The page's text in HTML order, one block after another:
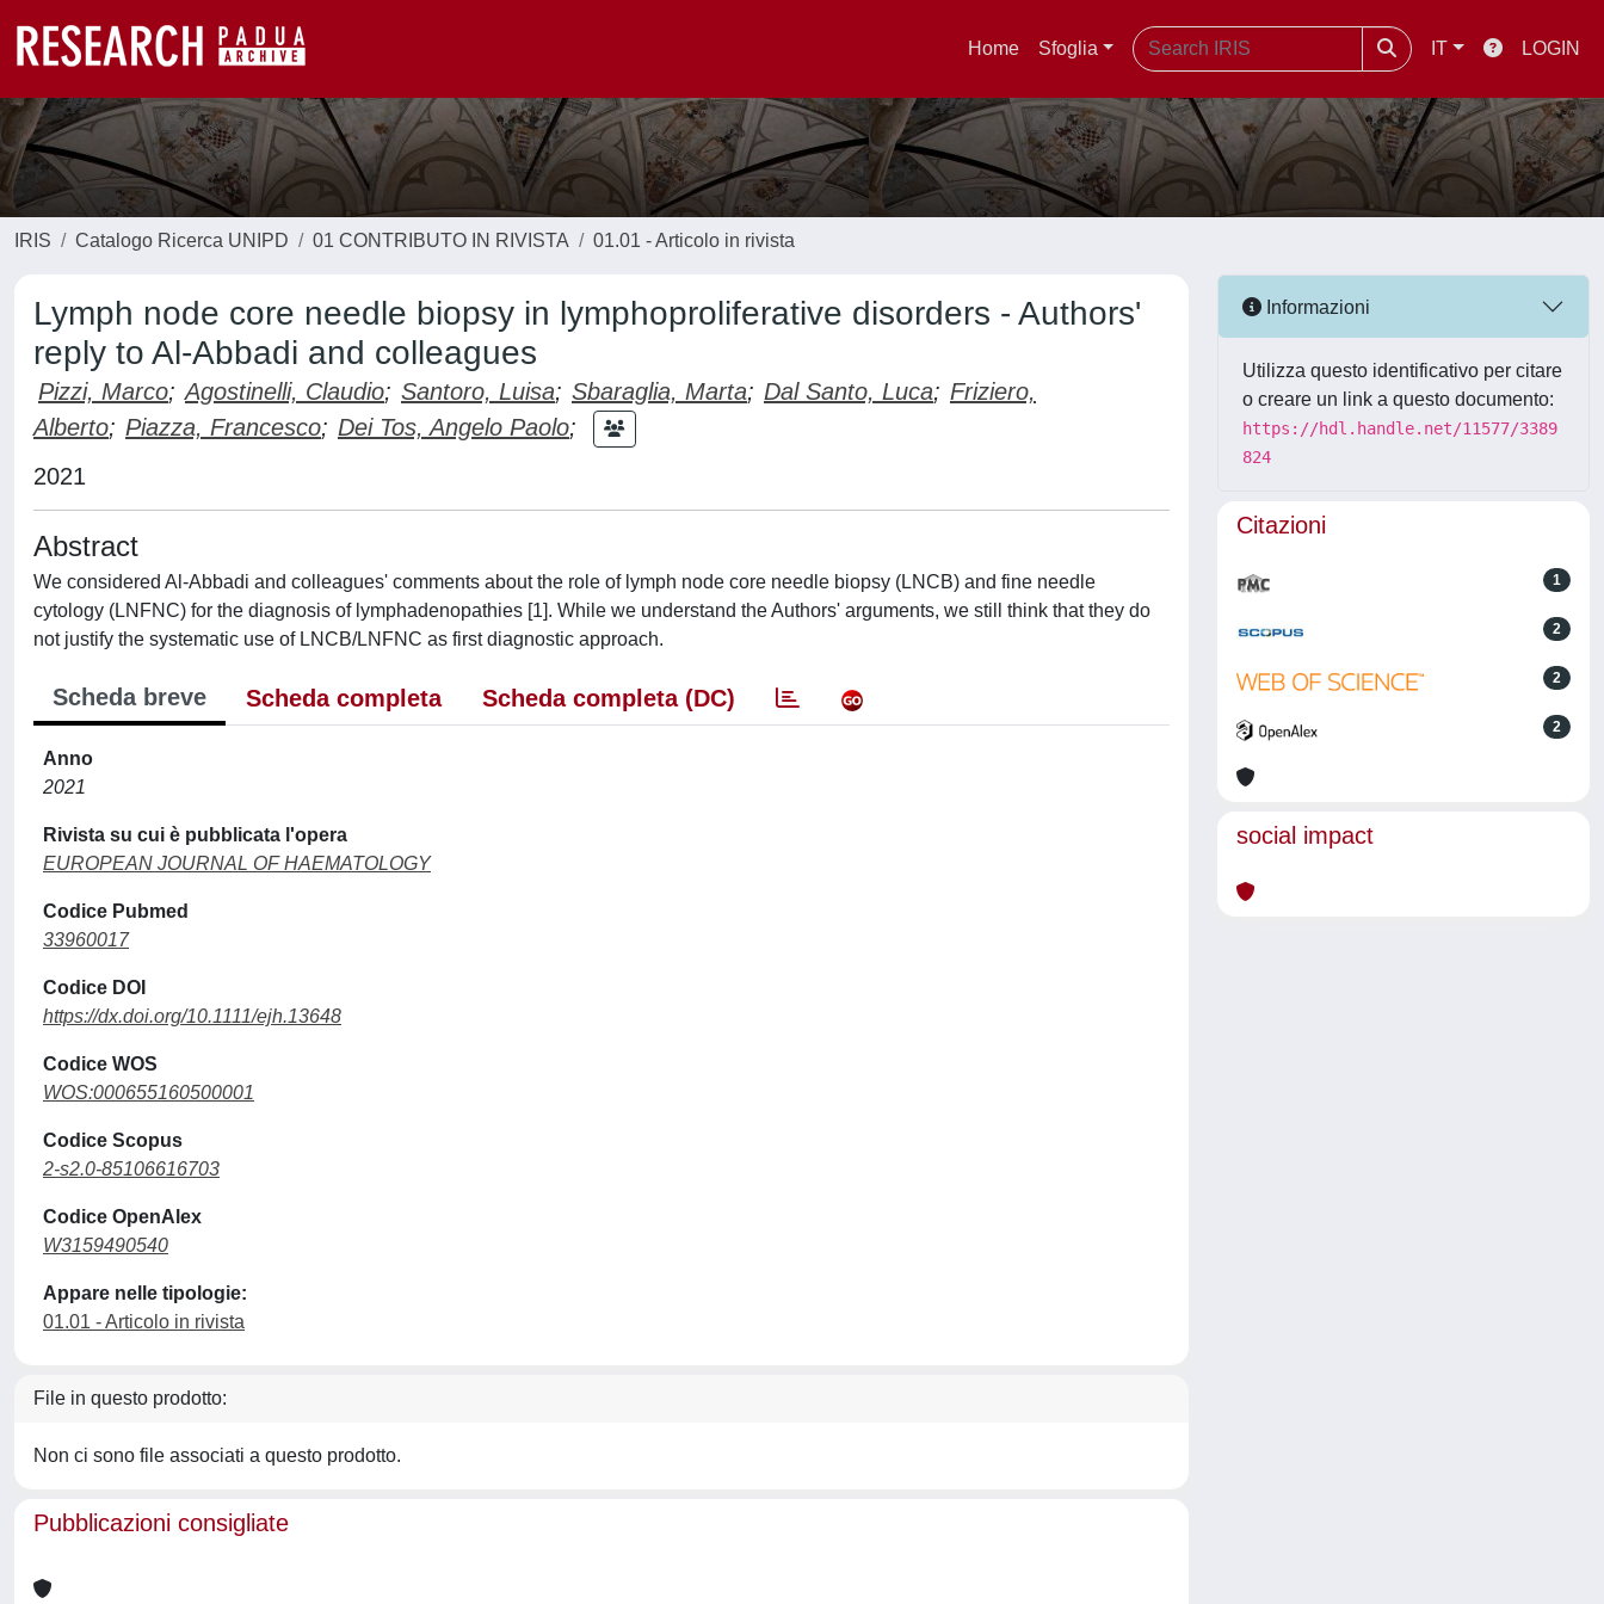
Home Sfoglia IT LOGIN
IRIS Catalogo Ricerca UNIPD 01 CONTRIBUTO IN RIVISTA 01.01 - Articolo in rivista
Lymph node core needle biopsy in lymphoproliferative disorders - Authors'
reply to Al-Abbadi and colleagues
Pizzi, Marco; Agostinelli, Claudio; Santoro, Luisa; Sbaraglia, Marta; Dal Santo, Luca; Friziero,
Alberto; Piazza, Francesco; Dei Tos, Angelo Paolo;
2021
Abstract
We considered Al-Abbadi and colleagues' comments about the role of lymph node core needle biopsy (LNCB) and fine needle
cytology (LNFNC) for the diagnosis of lymphadenopathies [1]. While we understand the Authors' arguments, we still think that they do
not justify the systematic use of LNCB/LNFNC as first diagnostic approach.
Scheda breve Scheda completa Scheda completa (DC)
Anno
2021
Rivista su cui è pubblicata l'opera
EUROPEAN JOURNAL OF HAEMATOLOGY
Codice Pubmed
33960017
Codice DOI
https://dx.doi.org/10.1111/ejh.13648
Codice WOS
WOS:000655160500001
Codice Scopus
2-s2.0-85106616703
Codice OpenAlex
W3159490540
Appare nelle tipologie:
01.01 - Articolo in rivista
File in questo prodotto:
Non ci sono file associati a questo prodotto.
Pubblicazioni consigliate
Informazioni
Utilizza questo identificativo per citare
o creare un link a questo documento:
https://hdl.handle.net/11577/3389
824
Citazioni
1
2
2
2
social impact